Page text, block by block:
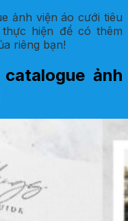
ảnh viện áo cưới tiêu
hiện để có thêm
riêng bạn!
ảnh